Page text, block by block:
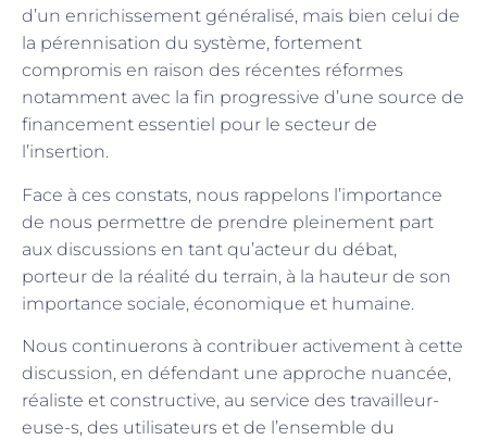
d’un enrichissement généralisé, mais bien celui de
la pérennisation du système, fortement
compromis en raison des récentes réformes
notamment avec la fin progressive d’une source de
financement essentiel pour le secteur de
l’insertion.
Face à ces constats, nous rappelons l’importance
de nous permettre de prendre pleinement part
aux discussions en tant qu’acteur du débat,
porteur de la réalité du terrain, à la hauteur de son
importance sociale, économique et humaine.
Nous continuerons à contribuer activement à cette
discussion, en défendant une approche nuancée,
réaliste et constructive, au service des travailleur-
euse-s, des utilisateurs et de l’ensemble du